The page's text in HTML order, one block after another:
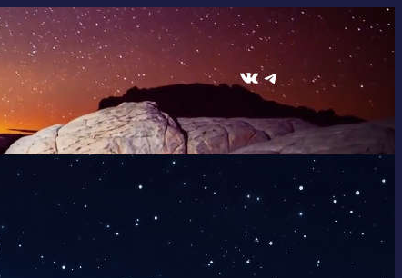
ВКонтакте Telegram